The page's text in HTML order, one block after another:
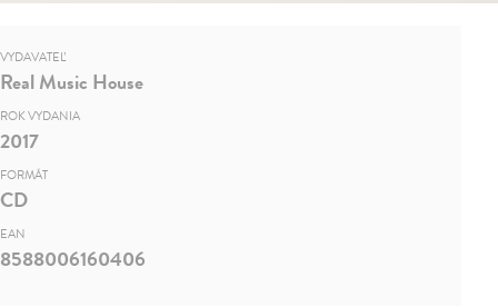
VYDAVATEĽ
Real Music House
ROK VYDANIA
2017
FORMÁT
CD
EAN
8588006160406